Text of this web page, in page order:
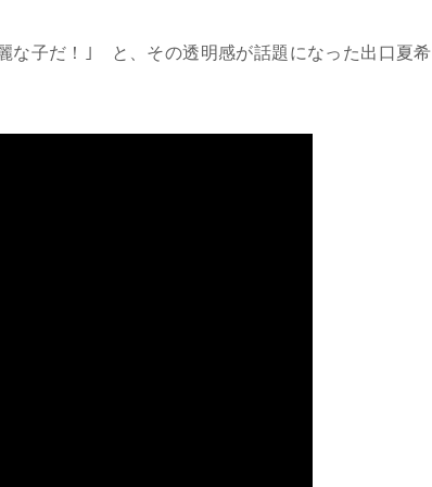
な子だ！｣ と、その透明感が話題になった出口夏希